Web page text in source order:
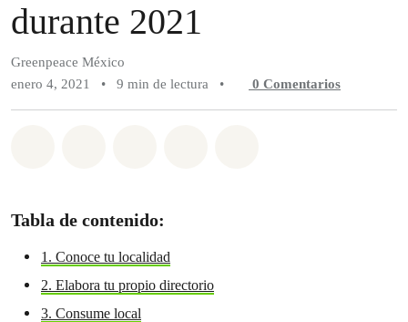
durante 2021
Greenpeace México
enero 4, 2021
• 9 min de lectura • 0 Comentarios
Tabla de contenido:
1. Conoce tu localidad
2. Elabora tu propio directorio
3. Consume local